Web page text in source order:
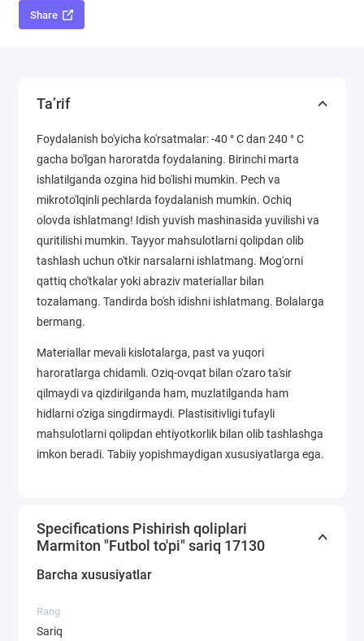
Share
Ta’rif
Foydalanish bo'yicha ko'rsatmalar: -40 ° C dan 240 ° C
gacha bo'lgan haroratda foydalaning. Birinchi marta
ishlatilganda ozgina hid bo'lishi mumkin. Pech va
mikroto'lqinli pechlarda foydalanish mumkin. Ochiq
olovda ishlatmang! Idish yuvish mashinasida yuvilishi va
quritilishi mumkin. Tayyor mahsulotlarni qolipdan olib
tashlash uchun o'tkir narsalarni ishlatmang. Mog'orni
qattiq cho'tkalar yoki abraziv materiallar bilan
tozalamang. Tandirda bo'sh idishni ishlatmang. Bolalarga
bermang.
Materiallar mevali kislotalarga, past va yuqori
haroratlarga chidamli. Oziq-ovqat bilan o'zaro ta'sir
qilmaydi va qizdirilganda ham, muzlatilganda ham
hidlarni o'ziga singdirmaydi. Plastisitivligi tufayli
mahsulotlarni qolipdan ehtiyotkorlik bilan olib tashlashga
imkon beradi. Tabiiy yopishmaydigan xususiyatlarga ega.
Specifications Pishirish qoliplari
Marmiton "Futbol to'pi" sariq 17130
Barcha xususiyatlar
Rang
Sariq